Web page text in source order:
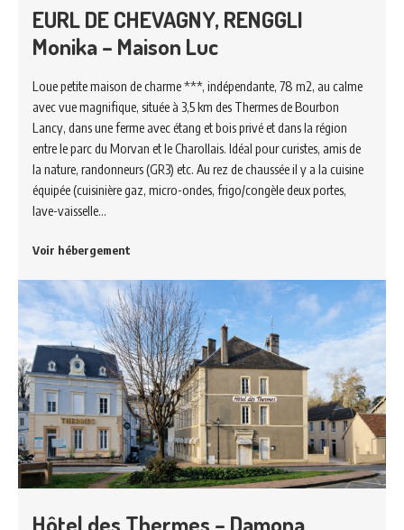
EURL DE CHEVAGNY, RENGGLI
Monika – Maison Luc
Loue petite maison de charme ***, indépendante, 78 m2, au calme
avec vue magnifique, située à 3,5 km des Thermes de Bourbon
Lancy, dans une ferme avec étang et bois privé et dans la région
entre le parc du Morvan et le Charollais. Idéal pour curistes, amis de
la nature, randonneurs (GR3) etc. Au rez de chaussée il y a la cuisine
équipée (cuisinière gaz, micro-ondes, frigo/congèle deux portes,
lave-vaisselle…
Voir hébergement
Hôtel des Thermes – Damona